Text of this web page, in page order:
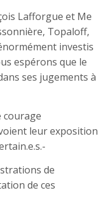
Lafforgue et Me
Topaloff,
investis
espérons que le
ses jugements à
courage
leur exposition
de
de ces